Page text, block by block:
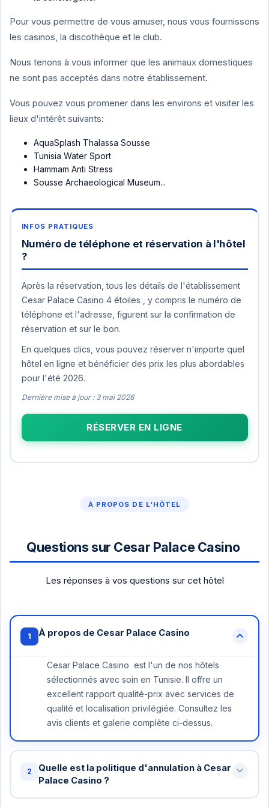
Pour vous permettre de vous amuser, nous vous fournissons
les casinos, la discothèque et le club.
Nous tenons à vous informer que les animaux domestiques
ne sont pas acceptés dans notre établissement.
Vous pouvez vous promener dans les environs et visiter les
lieux d'intérêt suivants:
AquaSplash Thalassa Sousse
Tunisia Water Sport
Hammam Anti Stress
Sousse Archaeological Museum...
Numéro de téléphone et réservation à l'hôtel
?
Après la réservation, tous les détails de l'établissement
Cesar Palace Casino 4 étoiles , y compris le numéro de
téléphone et l'adresse, figurent sur la confirmation de
réservation et sur le bon.
En quelques clics, vous pouvez réserver n'importe quel
hôtel en ligne et bénéficier des prix les plus abordables
pour l'été 2026.
Dernière mise à jour : 3 mai 2026
RÉSERVER EN LIGNE
À PROPOS DE L'HÔTEL
Questions sur Cesar Palace Casino
Les réponses à vos questions sur cet hôtel
1 À propos de Cesar Palace Casino
Cesar Palace Casino est l'un de nos hôtels
sélectionnés avec soin en Tunisie. Il offre un
excellent rapport qualité-prix avec services de
qualité et localisation privilégiée. Consultez les
avis clients et galerie complète ci-dessus.
2
Quelle est la politique d'annulation à Cesar
Palace Casino ?